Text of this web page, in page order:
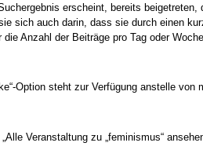
erscheint, bereits beigetreten,
sich auch darin, dass sie durch einen
Anzahl der Beiträge pro Tag oder
Option steht zur Verfügung anstelle von
Veranstaltung zu „feminismus“